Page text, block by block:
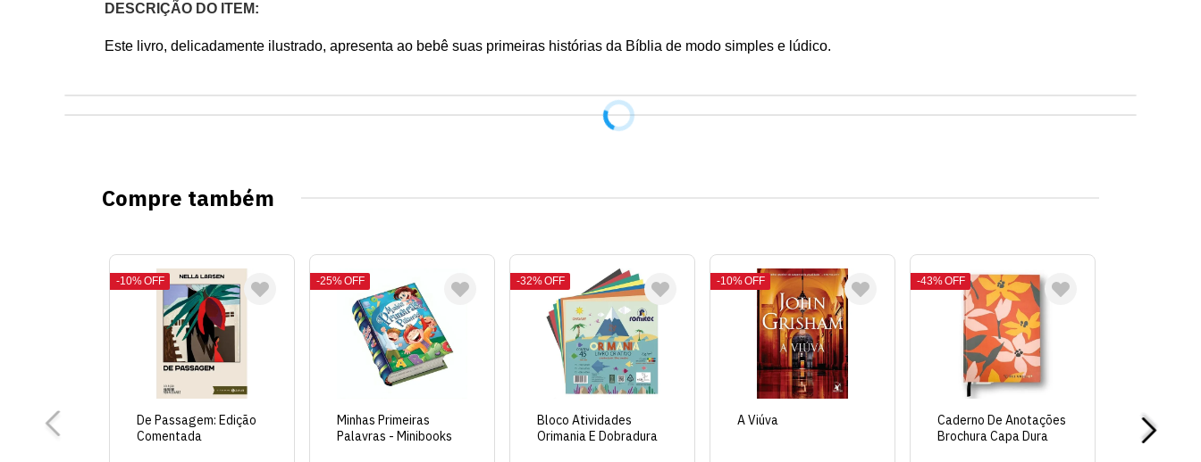
DESCRIÇÃO DO ITEM:
Este livro, delicadamente ilustrado, apresenta ao bebê suas primeiras histórias da Bíblia de modo simples e lúdico.
Compre também
10%OFF
De Passagem: Edição
Comentada
25%OFF
Minhas Primeiras
Palavras - Minibooks
32%OFF
Bloco Atividades
Orimania E Dobradura
10%OFF
A Viúva
43%OFF
Caderno De Anotações
Brochura Capa Dura